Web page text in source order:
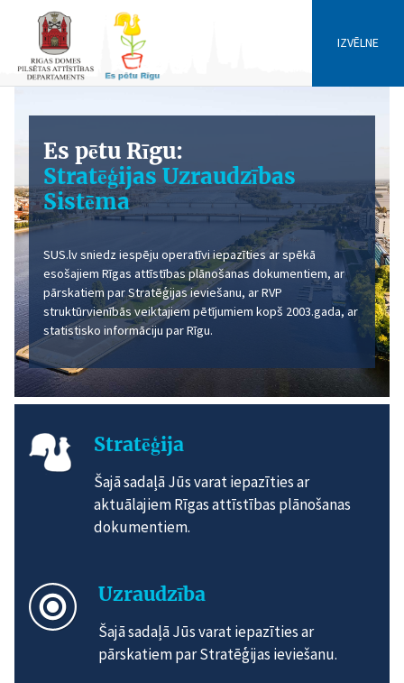
IZVĒLNE
Es pētu Rīgu:
Stratēģijas Uzraudzības
Sistēma
SUS.lv sniedz iespēju operatīvi iepazīties ar spēkā
esošajiem Rīgas attīstības plānošanas dokumentiem, ar
pārskatiem par Stratēģijas ieviešanu, ar RVP
struktūrvienībās veiktajiem pētījumiem kopš 2003.gada, ar
statistisko informāciju par Rīgu.
Stratēģija
Šajā sadaļā Jūs varat iepazīties ar
aktuālajiem Rīgas attīstības plānošanas
dokumentiem.
Uzraudzība
Šajā sadaļā Jūs varat iepazīties ar
pārskatiem par Stratēģijas ieviešanu.